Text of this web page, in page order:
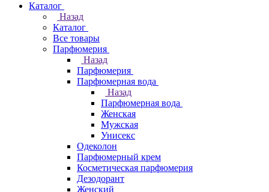
Каталог
Назад
Каталог
Все товары
Парфюмерия
Назад
Парфюмерия
Парфюмерная вода
Назад
Парфюмерная вода
Женская
Мужская
Унисекс
Одеколон
Парфюмерный крем
Косметическая парфюмерия
Дезодорант
Женский